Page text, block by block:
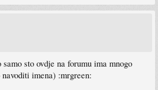
sto ovdje na forumu ima mnogo
navoditi imena) :mrgreen: